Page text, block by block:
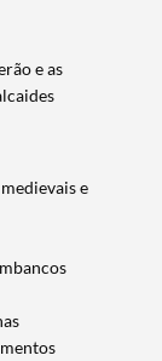
e as
e